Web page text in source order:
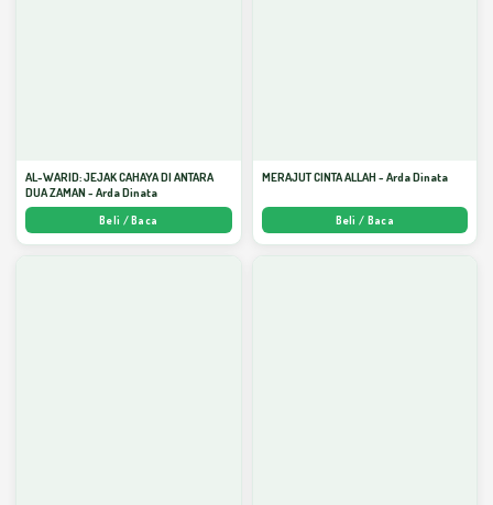
AL-WARID: JEJAK CAHAYA DI ANTARA
DUA ZAMAN - Arda Dinata
Beli / Baca
MERAJUT CINTA ALLAH - Arda Dinata
Beli / Baca